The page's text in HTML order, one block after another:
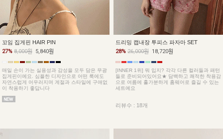
꼬임 집게핀 HAIR PIN
27% 8,000원 5,840원
매일 손이 가는 실용성과 감성을 모두 담은 무광
집게핀이예요. 심플한 디자인으로 어떤 룩에도
자연스럽게 어우러지며 계절과 스타일에 구애없
이 착용하기 좋답니다
드리밍 캡내장 투피스 파자마 SET
28% 26,000원 18,720원
[INNER 1위] 뭐 입지? 각각 다른 컬러들과 패턴
들로 준비되어있어요★ 담백하고 쾌적한 착용감
으로 여름에 홀가분하게 홈웨어로 즐길 수 있는
세트예요
리뷰수 : 18개